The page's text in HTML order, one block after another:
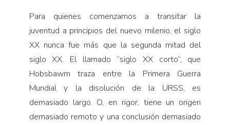
Para quienes comenzamos a transitar la
juventud a principios del nuevo milenio, el siglo
XX nunca fue más que la segunda mitad del
siglo XX. El llamado “siglo XX corto”, que
Hobsbawm traza entre la Primera Guerra
Mundial y la disolución de la URSS, es
demasiado largo. O, en rigor, tiene un origen
demasiado remoto y una conclusión demasiado